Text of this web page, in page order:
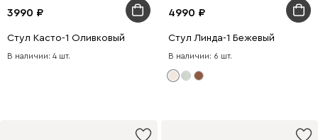
3990
Стул Касто-1 Оливковый
В наличии: 4 шт.
4990
Стул Линда-1 Бежевый
В наличии: 6 шт.